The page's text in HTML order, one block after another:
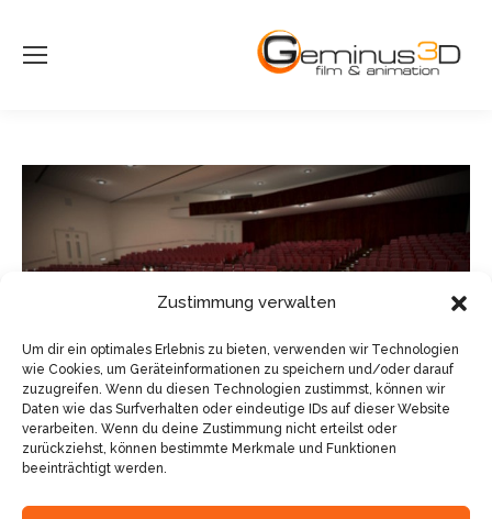
Zustimmung verwalten
Um dir ein optimales Erlebnis zu bieten, verwenden wir Technologien
wie Cookies, um Geräteinformationen zu speichern und/oder darauf
zuzugreifen. Wenn du diesen Technologien zustimmst, können wir
Daten wie das Surfverhalten oder eindeutige IDs auf dieser Website
verarbeiten. Wenn du deine Zustimmung nicht erteilst oder
zurückziehst, können bestimmte Merkmale und Funktionen
beeinträchtigt werden.